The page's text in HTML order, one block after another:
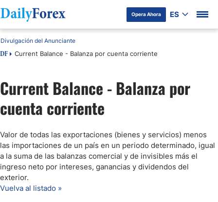
Opera Ahora ES
DF Current Balance - Balanza por cuenta corriente
Divulgación del Anunciante
Current Balance - Balanza por
cuenta corriente
Valor de todas las exportaciones (bienes y servicios) menos
las importaciones de un país en un periodo determinado, igual
a la suma de las balanzas comercial y de invisibles más el
ingreso neto por intereses, ganancias y dividendos del
exterior.
Vuelva al listado »